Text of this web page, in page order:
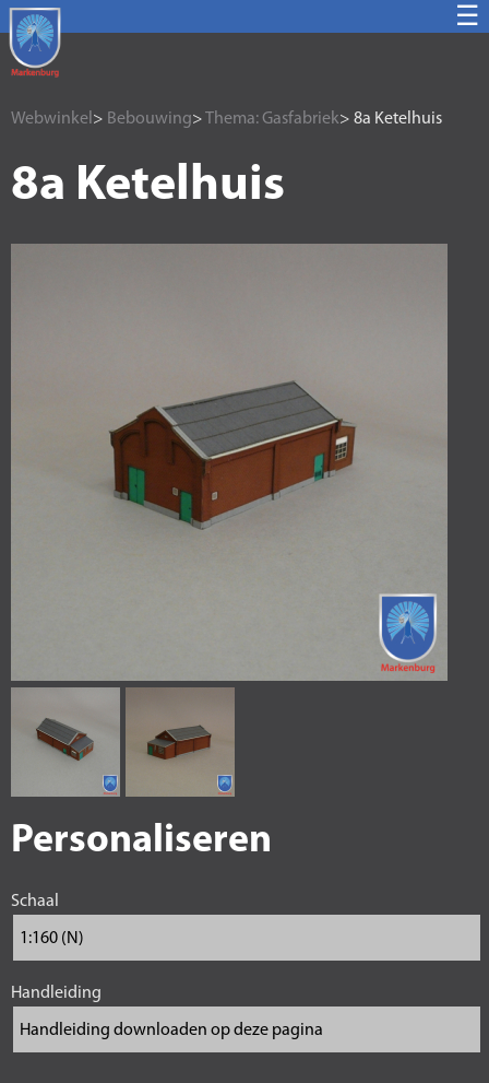
☰
Webwinkel > Bebouwing> Thema: Gasfabriek> 8a Ketelhuis
8a Ketelhuis
Personaliseren
Schaal
Handleiding